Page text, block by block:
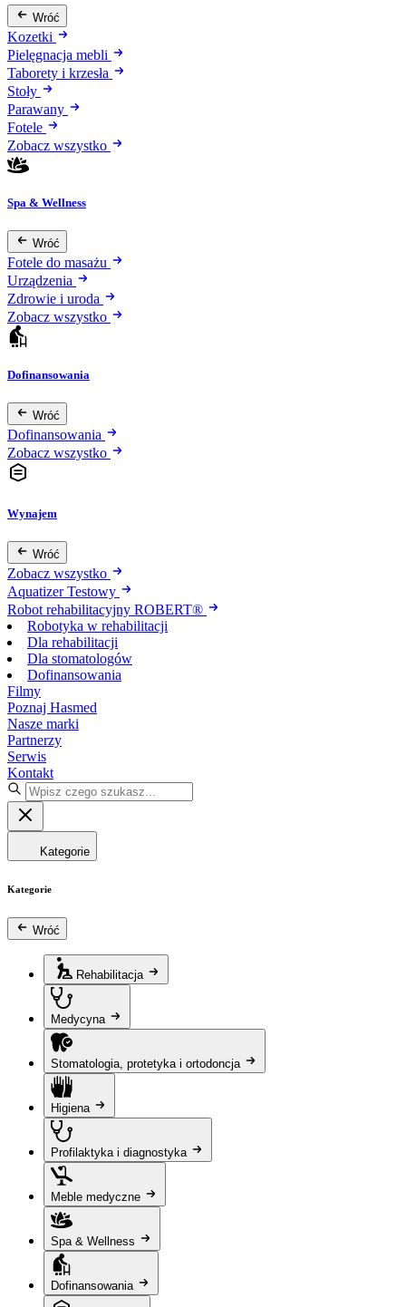
Wróć
Kozetki
Pielęgnacja mebli
Taborety i krzesła
Stoły
Parawany
Fotele
Zobacz wszystko
Spa & Wellness
Wróć
Fotele do masażu
Urządzenia
Zdrowie i uroda
Zobacz wszystko
Dofinansowania
Wróć
Dofinansowania
Zobacz wszystko
Wynajem
Wróć
Zobacz wszystko
Aquatizer Testowy
Robot rehabilitacyjny ROBERT®
Robotyka w rehabilitacji
Dla rehabilitacji
Dla stomatologów
Dofinansowania
Filmy
Poznaj Hasmed
Nasze marki
Partnerzy
Serwis
Kontakt
Kategorie
Kategorie
Wróć
Rehabilitacja
Medycyna
Stomatologia, protetyka i ortodoncja
Higiena
Profilaktyka i diagnostyka
Meble medyczne
Spa & Wellness
Dofinansowania